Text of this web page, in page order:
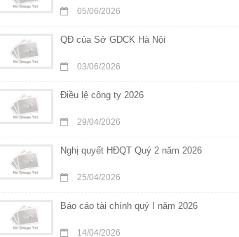
05/06/2026
QĐ của Sở GDCK Hà Nội
03/06/2026
Điều lệ công ty 2026
29/04/2026
Nghị quyết HĐQT Quý 2 năm 2026
25/04/2026
Báo cáo tài chính quý I năm 2026
14/04/2026